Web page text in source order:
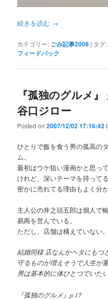
続きを読む →
カテゴリー: ごみ記事2008 | タグ:
フィードバック
『孤独のグルメ』
谷口ジロー
Posted on2007/12/02 17:16:42
ひとりで飯を食う男の孤高の
ム。
最初はウケ狙い漫画かと思っ
けれど、深いテーマを持ってる
密かに売れてる理由もよく分か
主人公の井之頭五郎は個人で
易商を営んでいる。
ただし、店舗は構えていない。
結婚同様 店なんかヘタにもつ
守るものが増えそうで人生が
男は基本的に体ひとつでいた
『孤独のグルメ』p.17